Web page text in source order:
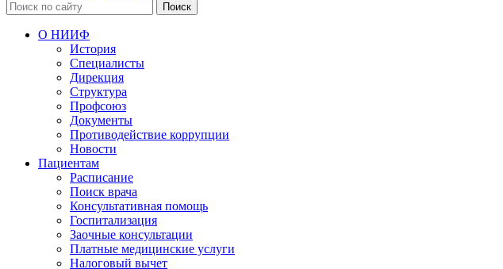
Поиск
О НИИФ
История
Специалисты
Дирекция
Структура
Профсоюз
Документы
Противодействие коррупции
Новости
Пациентам
Расписание
Поиск врача
Консультативная помощь
Госпитализация
Заочные консультации
Платные медицинские услуги
Налоговый вычет